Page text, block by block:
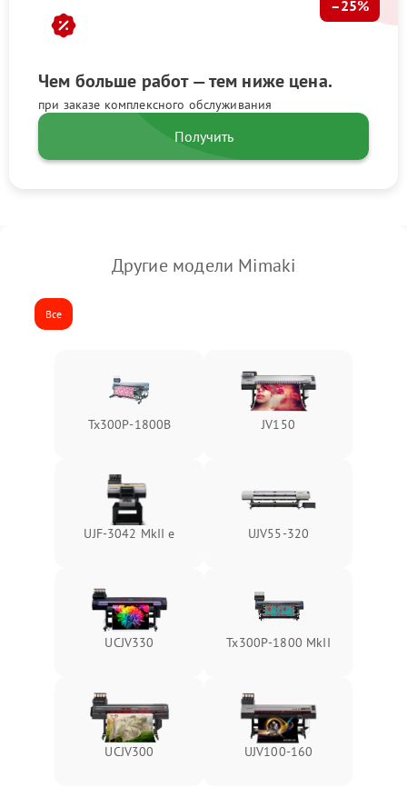
Чем больше работ — тем ниже цена.
при заказе комплексного обслуживания
–25%
Получить
Другие модели Mimaki
Все
Tx300P-1800B JV150
UJF-3042 MkII e UJV55-320
UCJV330 Tx300P-1800 MkII
UCJV300 UJV100-160